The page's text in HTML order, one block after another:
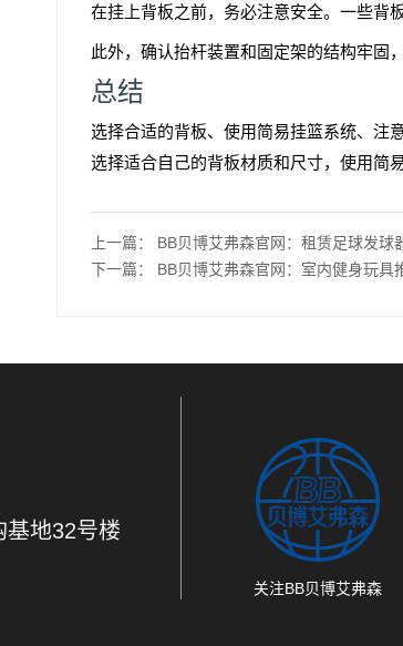
在挂上背板之前，务必注意安全。一些背
此外，确认抬杆装置和固定架的结构牢固
总结
选择合适的背板、使用简易挂篮系统、注
选择适合自己的背板材质和尺寸，使用简
上一篇： BB贝博艾弗森官网：租赁足球发球
下一篇： BB贝博艾弗森官网：室内健身玩具
基地32号楼
关注BB贝博艾弗森